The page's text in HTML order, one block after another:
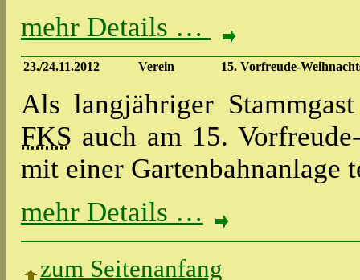
mehr Details …
23./24.11.2012 Verein 15. Vorfreude-
Als langjähriger
FKS auch am 15.
mit einer
mehr Details …
zum Seitenanfang